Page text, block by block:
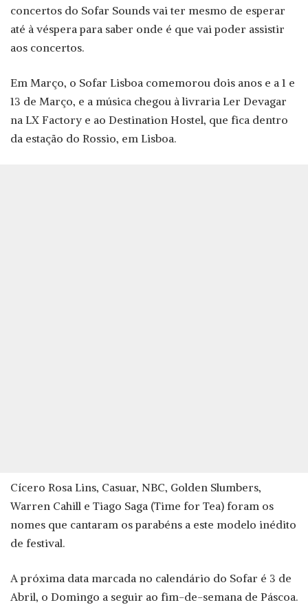
concertos do Sofar Sounds vai ter mesmo de esperar
até à véspera para saber onde é que vai poder assistir
aos concertos.
Em Março, o Sofar Lisboa comemorou dois anos e a 1 e
13 de Março, e a música chegou à livraria Ler Devagar
na LX Factory e ao Destination Hostel, que fica dentro
da estação do Rossio, em Lisboa.
Cícero Rosa Lins, Casuar, NBC, Golden Slumbers,
Warren Cahill e Tiago Saga (Time for Tea) foram os
nomes que cantaram os parabéns a este modelo inédito
de festival.
A próxima data marcada no calendário do Sofar é 3 de
Abril, o Domingo a seguir ao fim-de-semana de Páscoa.